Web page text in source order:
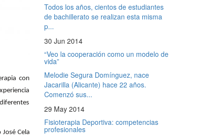
con
Cela
Todos los años, cientos de estudiantes
de bachillerato se realizan esta misma
p...
30 Jun 2014
“Veo la cooperación como un modelo de
vida”
Melodie Segura Domínguez, nace
Jacarilla (Alicante) hace 22 años.
Comenzó sus...
29 May 2014
Fisioterapia Deportiva: competencias
profesionales